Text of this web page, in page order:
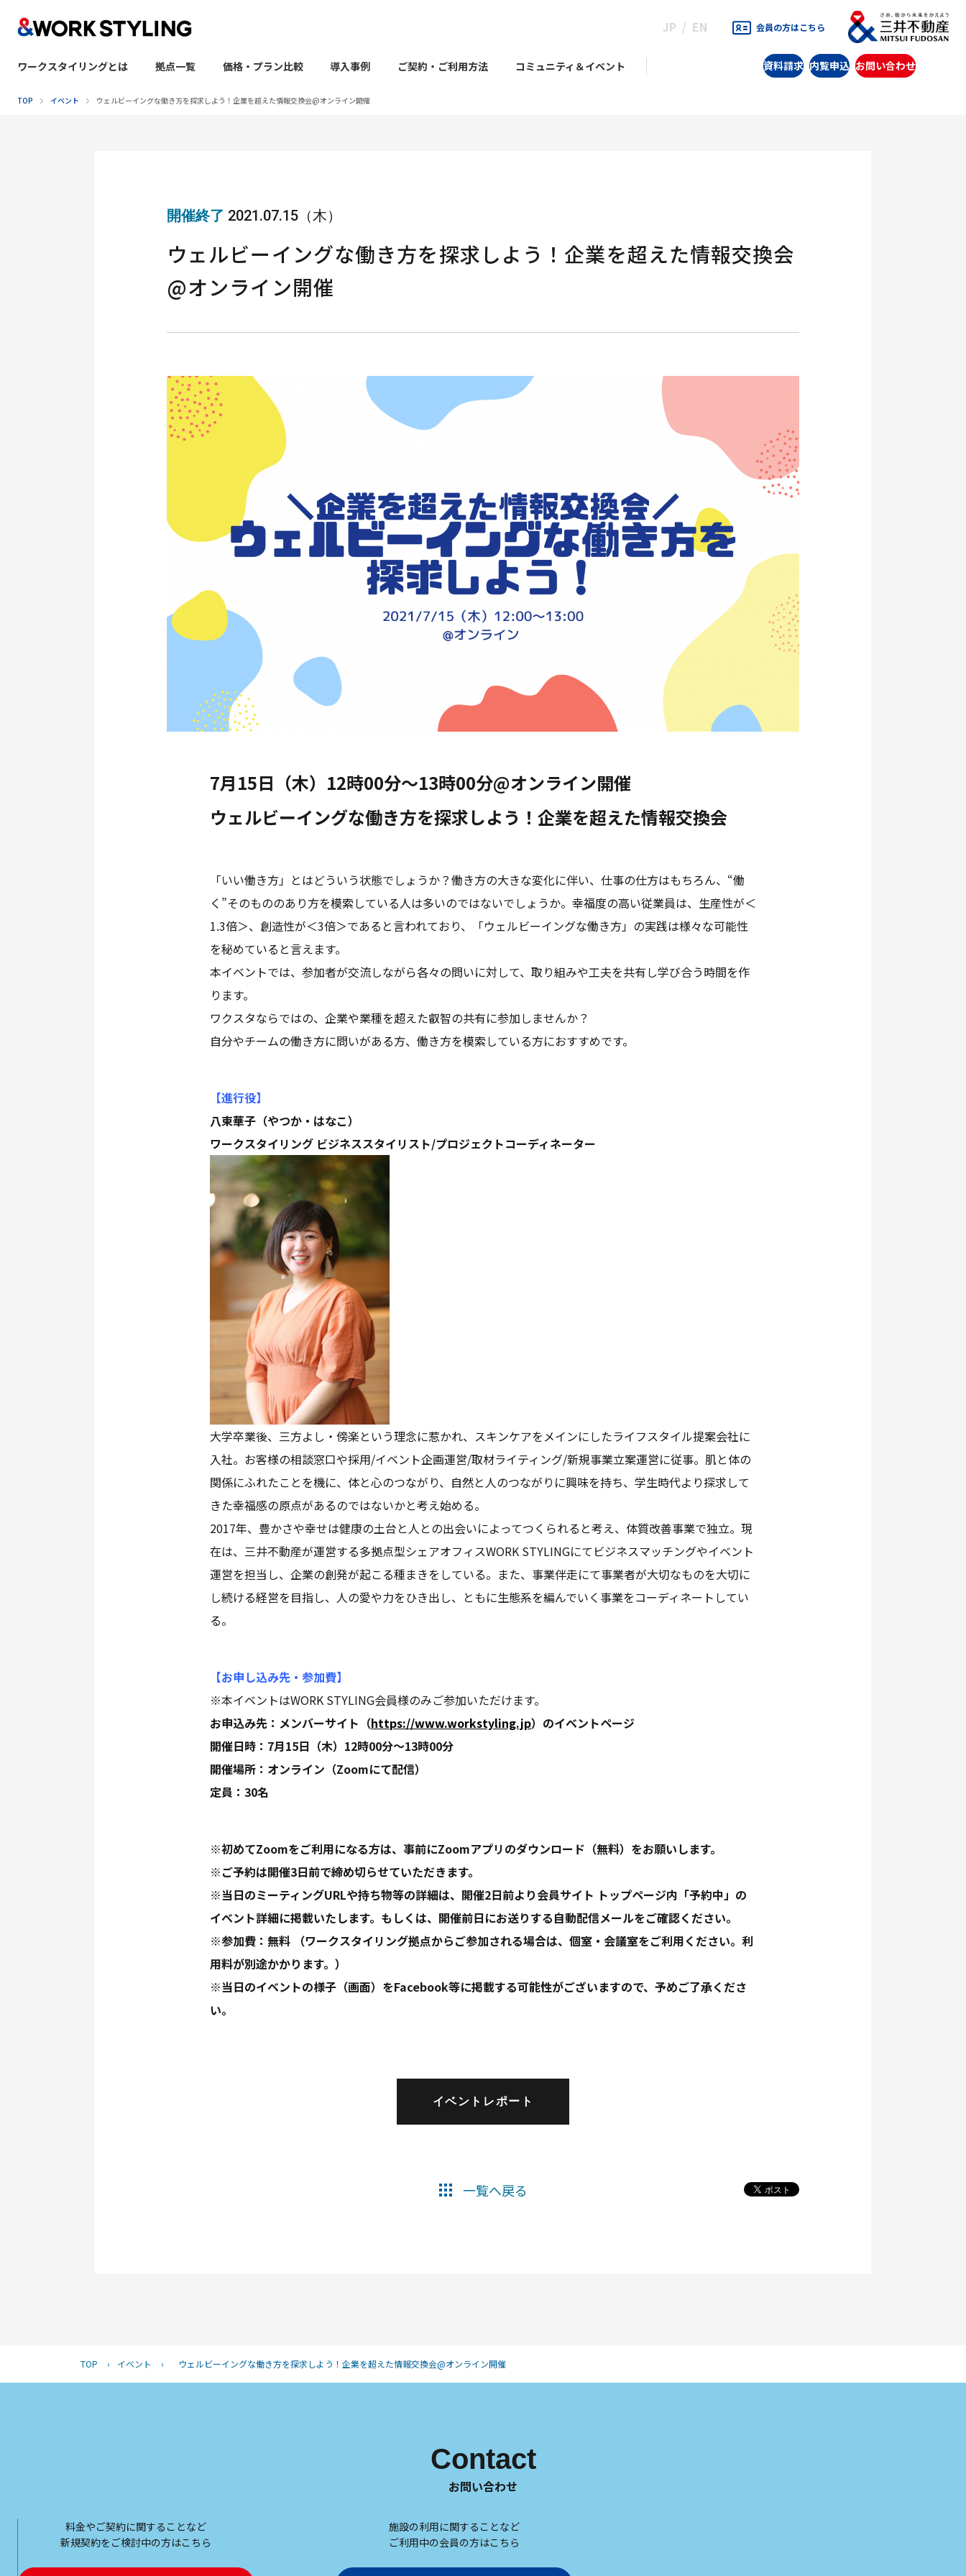
JP EN 会員の方はこちら
ワークスタイリングとは 拠点一覧 価格・プラン比較 導入事例 ご契約・ご利用方法 コミュニティ＆イベント 資料請求 内覧申込 お問い合わせ
TOP イベント ウェルビーイングな働き方を探求しよう！企業を超えた情報交換会@オンライン開催
開催終了 2021.07.15（木）
ウェルビーイングな働き方を探求しよう！企業を超えた情報交換会
@オンライン開催
7月15日（木）12時00分〜13時00分@オンライン開催
ウェルビーイングな働き方を探求しよう！企業を超えた情報交換会
「いい働き方」とはどういう状態でしょうか？働き方の大きな変化に伴い、仕事の仕方はもちろん、“働
く”そのもののあり方を模索している人は多いのではないでしょうか。幸福度の高い従業員は、生産性が＜
1.3倍＞、創造性が＜3倍＞であると言われており、「ウェルビーイングな働き方」の実践は様々な可能性
を秘めていると言えます。
本イベントでは、参加者が交流しながら各々の問いに対して、取り組みや工夫を共有し学び合う時間を作
ります。
ワクスタならではの、企業や業種を超えた叡智の共有に参加しませんか？
自分やチームの働き方に問いがある方、働き方を模索している方におすすめです。
【進行役】
八束華子（やつか・はなこ）
ワークスタイリング ビジネススタイリスト/プロジェクトコーディネーター
大学卒業後、三方よし・傍楽という理念に惹かれ、スキンケアをメインにしたライフスタイル提案会社に
入社。お客様の相談窓口や採用/イベント企画運営/取材ライティング/新規事業立案運営に従事。肌と体の
関係にふれたことを機に、体と心のつながり、自然と人のつながりに興味を持ち、学生時代より探求して
きた幸福感の原点があるのではないかと考え始める。
2017年、豊かさや幸せは健康の土台と人との出会いによってつくられると考え、体質改善事業で独立。現
在は、三井不動産が運営する多拠点型シェアオフィスWORK STYLINGにてビジネスマッチングやイベント
運営を担当し、企業の創発が起こる種まきをしている。また、事業伴走にて事業者が大切なものを大切に
し続ける経営を目指し、人の愛や力をひき出し、ともに生態系を編んでいく事業をコーディネートしてい
る。
【お申し込み先・参加費】
※本イベントはWORK STYLING会員様のみご参加いただけます。
お申込み先：メンバーサイト（https://www.workstyling.jp）のイベントページ
開催日時：7月15日（木）12時00分〜13時00分
開催場所：オンライン（Zoomにて配信）
定員：30名
※初めてZoomをご利用になる方は、事前にZoomアプリのダウンロード（無料）をお願いします。
※ご予約は開催3日前で締め切らせていただきます。
※当日のミーティングURLや持ち物等の詳細は、開催2日前より会員サイト トップページ内「予約中」の
イベント詳細に掲載いたします。もしくは、開催前日にお送りする自動配信メールをご確認ください。
※参加費：無料 （ワークスタイリング拠点からご参加される場合は、個室・会議室をご利用ください。利
用料が別途かかります。）
※当日のイベントの様子（画面）をFacebook等に掲載する可能性がございますので、予めご了承くださ
い。
イベントレポート
一覧へ戻る
TOP › イベント › ウェルビーイングな働き方を探求しよう！企業を超えた情報交換会@オンライン開催
Contact
お問い合わせ
料金やご契約に関することなど
新規契約をご検討中の方はこちら
施設の利用に関することなど
ご利用中の会員の方はこちら